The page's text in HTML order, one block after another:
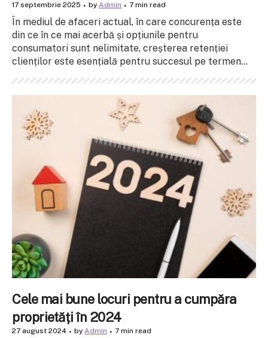
17 septembrie 2025 by Admin 7 min read
În mediul de afaceri actual, în care concurența este
din ce în ce mai acerbă și opțiunile pentru
consumatori sunt nelimitate, creșterea retenției
clienților este esențială pentru succesul pe termen...
Cele mai bune locuri pentru a cumpăra
proprietăți în 2024
27 august 2024 by Admin 7 min read